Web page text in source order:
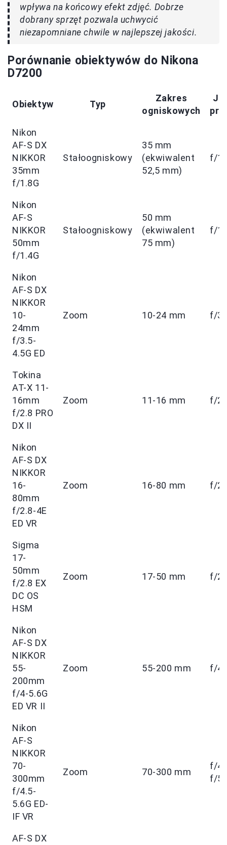
wpływa na końcowy efekt zdjęć. Dobrze
dobrany sprzęt pozwala uchwycić
niezapomniane chwile w najlepszej jakości.
Porównanie obiektywów do Nikona
D7200
Obiektyw Typ
Zakres
ogniskowych
Nikon
AF-S DX
NIKKOR
35mm
f/1.8G
Stałoogniskowy
35 mm
(ekwiwalent
52,5 mm)
f/
Nikon
AF-S
NIKKOR
50mm
f/1.4G
Stałoogniskowy
50 mm
(ekwiwalent
75 mm)
f/
Nikon
AF-S DX
NIKKOR
10-
24mm
f/3.5-
4.5G ED
Zoom 10-24 mm f/
Tokina
AT-X 11-
16mm
f/2.8 PRO
DX II
Zoom 11-16 mm f/
Nikon
AF-S DX
NIKKOR
16-
80mm
f/2.8-4E
ED VR
Zoom 16-80 mm f/
Sigma
17-
50mm
f/2.8 EX
DC OS
HSM
Zoom 17-50 mm f/
Nikon
AF-S DX
NIKKOR
55-
200mm
f/4-5.6G
ED VR II
Zoom 55-200 mm f/4
Nikon
AF-S
NIKKOR
70-
300mm
f/4.5-
5.6G ED-
IF VR
Zoom 70-300 mm
f/
f/
AF-S DX